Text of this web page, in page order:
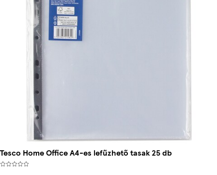
Tesco Home Office A4-es lefűzhető tasak 25 db